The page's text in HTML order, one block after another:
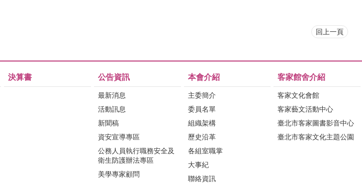
回上一頁
決算書 公告資訊
最新消息
活動訊息
新聞稿
資安宣導專區
公務人員執行職務安全及
衛生防護辦法專區
美學專家顧問
本會介紹
主委簡介
委員名單
組織架構
歷史沿革
各組室職掌
大事紀
聯絡資訊
客家館舍介紹
客家文化會館
客家藝文活動中心
臺北市客家圖書影音中心
臺北市客家文化主題公園